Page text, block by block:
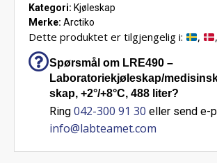
Kategori: Kjøleskap
Merke: Arctiko
Dette produktet er tilgjengelig i: , ,
Spørsmål om LRE490 –
Laboratoriekjøleskap/
skap, +2°/+8°C, 488 liter?
Ring 042-300 91 30 eller send e-
info@labteamet.com